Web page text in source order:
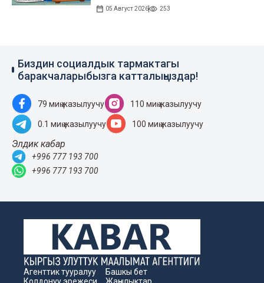
05 Август 2026 253
Биздин социалдык тармактагы
баракчаларыбызга катталыңыздар!
79 миң жазылуучу 110 миң жазылуучу
0.1 миң жазылуучу 100 миң жазылуучу
Элдик кабар
+996 777 193 700
+996 777 193 700
Агенттик тууралуу
Колдонуу эрежеси
Башкы бет
Жаңылыктар